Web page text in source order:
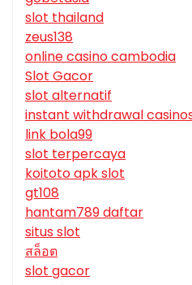
slot thailand
zeus138
online casino cambodia
Slot Gacor
slot alternatif
instant withdrawal
link bola99
slot terpercaya
koitoto apk slot
gt108
hantam789 daftar
situs slot
สล็อต
slot gacor